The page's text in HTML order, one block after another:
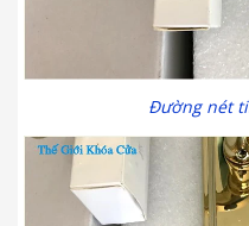
Đường nét